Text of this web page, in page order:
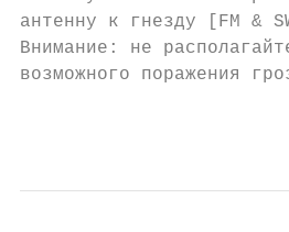
антенну к гнезду [FM &
Внимание: не
возможного поражения